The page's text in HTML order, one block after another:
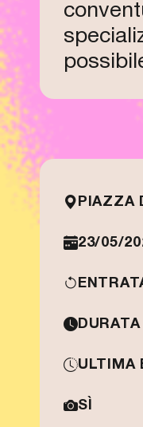
PIAZZA
23/05/
ULTIMA
SÌ